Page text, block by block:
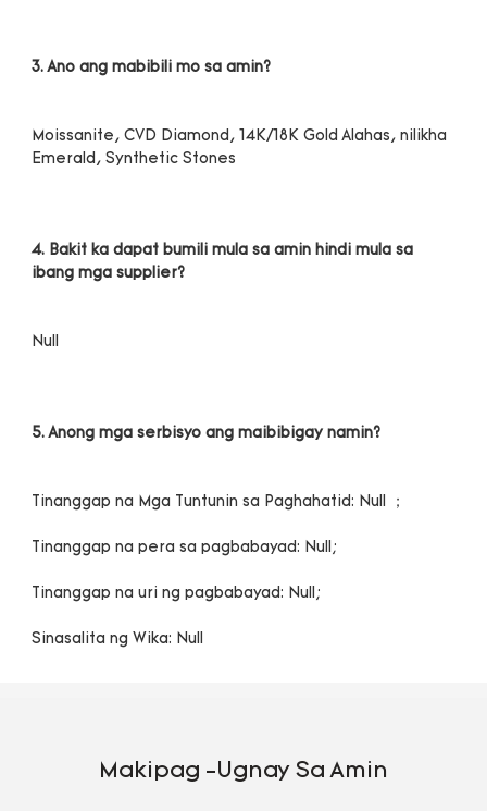
Moissanite, CVD Diamond, 14K/18K Gold Alahas, nilikha
4. Bakit ka dapat bumili mula sa amin hindi mula sa
Makipag -ugnay Sa Amin